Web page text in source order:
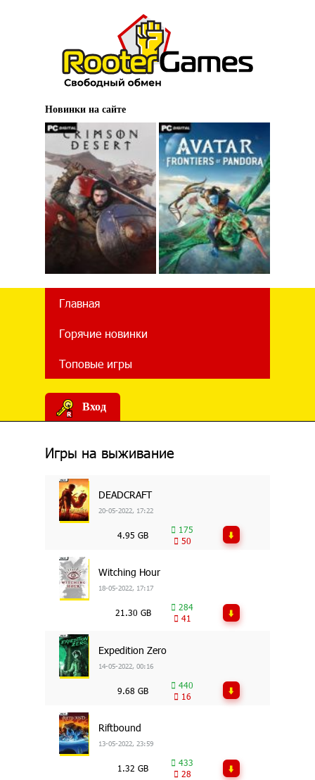
Новинки на сайте
Главная
Горячие новинки
Топовые игры
Вход
Игры на выживание
DEADCRAFT
20-05-2022, 17:22
4.95 GB
175
50
Witching Hour
18-05-2022, 17:17
21.30 GB
284
41
Expedition Zero
14-05-2022, 00:16
9.68 GB
440
16
Riftbound
13-05-2022, 23:59
1.32 GB
433
28